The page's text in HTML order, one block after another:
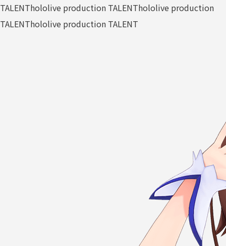
TALENThololive production TALENThololive production
TALENThololive production TALENT